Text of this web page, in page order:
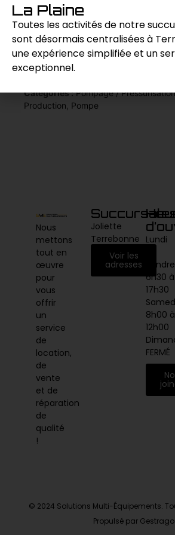
d’environnements extérieurs.
Demande de prix
Catégories : Pompage /
Production Pompe
Nous
mettons
tout en
œuvre
pour
vous
offrir
un
service
de
location,
de
vente
et de
réparation
de
qualité
!
Joliette
Terrebonne
Voir les
adresses
Lundi
6h30 à
17h30
8h00 à
12h00
FERMÉ
© 2024 Solutions Multi-Équipements.
Propulsé par Gestrago
La Plaine
Toutes les activités de notre
sont désormais centralisées à
une expérience simplifiée et un
exceptionnel.